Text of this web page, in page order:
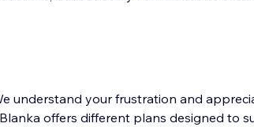
understand your frustration and
offers different plans designed to